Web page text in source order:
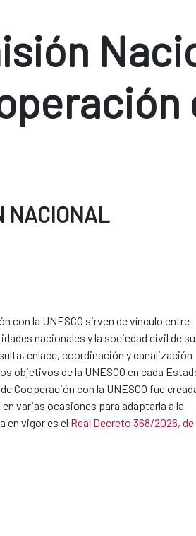
NACIONAL
con la UNESCO sirven de vínculo entre
nacionales y la sociedad civil de
enlace, coordinación y canalización
objetivos de la UNESCO en cada
Cooperación con la UNESCO fue
varias ocasiones para adaptarla a la
en vigor es el Real Decreto 368/2026, de